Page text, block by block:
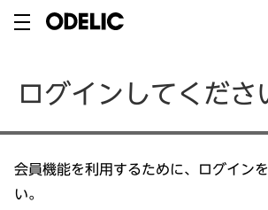
ログインしてくださ
会員機能を利用するために、ログイン
い。